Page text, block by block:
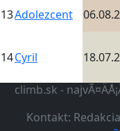
13Adolezcent
14Cyril
climb.sk -
Kontakt: